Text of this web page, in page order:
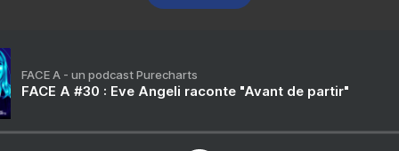
FACE A - un podcast Purecharts
FACE A #30 : Eve Angeli raconte "Avant de partir"